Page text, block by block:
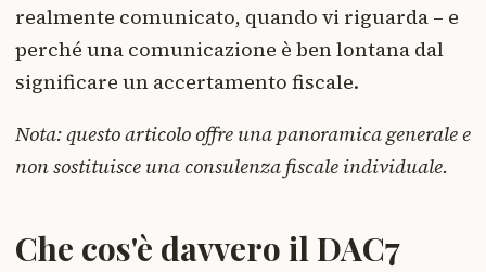
realmente comunicato, quando vi riguarda – e
perché una comunicazione è ben lontana dal
significare un accertamento fiscale.
Nota: questo articolo offre una panoramica generale e
non sostituisce una consulenza fiscale individuale.
Che cos'è davvero il DAC7